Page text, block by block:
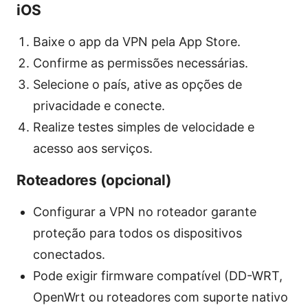
iOS
Baixe o app da VPN pela App Store.
Confirme as permissões necessárias.
Selecione o país, ative as opções de
privacidade e conecte.
Realize testes simples de velocidade e
acesso aos serviços.
Roteadores (opcional)
Configurar a VPN no roteador garante
proteção para todos os dispositivos
conectados.
Pode exigir firmware compatível (DD-WRT,
OpenWrt ou roteadores com suporte nativo